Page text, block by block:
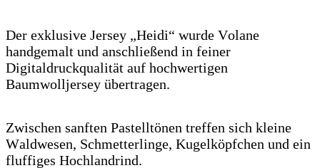
Der exklusive Jersey „Heidi“ wurde Volane
handgemalt und anschließend in feiner
Digitaldruckqualität auf hochwertigen
Baumwolljersey übertragen.
Zwischen sanften Pastelltönen treffen sich kleine
Waldwesen, Schmetterlinge, Kugelköpfchen und ein
fluffiges Hochlandrind.